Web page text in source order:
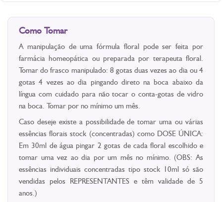
Como Tomar
A manipulação de uma fórmula floral pode ser feita por
farmácia homeopática ou preparada por terapeuta floral.
Tomar do frasco manipulado: 8 gotas duas vezes ao dia ou 4
gotas 4 vezes ao dia pingando direto na boca abaixo da
língua com cuidado para não tocar o conta-gotas de vidro
na boca. Tomar por no mínimo um mês.
Caso deseje existe a possibilidade de tomar uma ou várias
essências florais stock (concentradas) como DOSE ÚNICA:
Em 30ml de água pingar 2 gotas de cada floral escolhido e
tomar uma vez ao dia por um mês no mínimo. (OBS: As
essências individuais concentradas tipo stock 10ml só são
vendidas pelos REPRESENTANTES e têm validade de 5
anos.)